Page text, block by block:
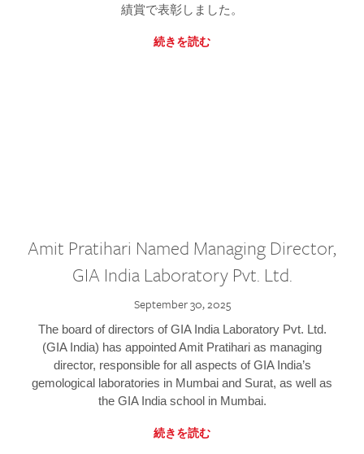
績賞で表彰しました。
続きを読む
Amit Pratihari Named Managing Director,
GIA India Laboratory Pvt. Ltd.
September 30, 2025
The board of directors of GIA India Laboratory Pvt. Ltd.
(GIA India) has appointed Amit Pratihari as managing
director, responsible for all aspects of GIA India’s
gemological laboratories in Mumbai and Surat, as well as
the GIA India school in Mumbai.
続きを読む